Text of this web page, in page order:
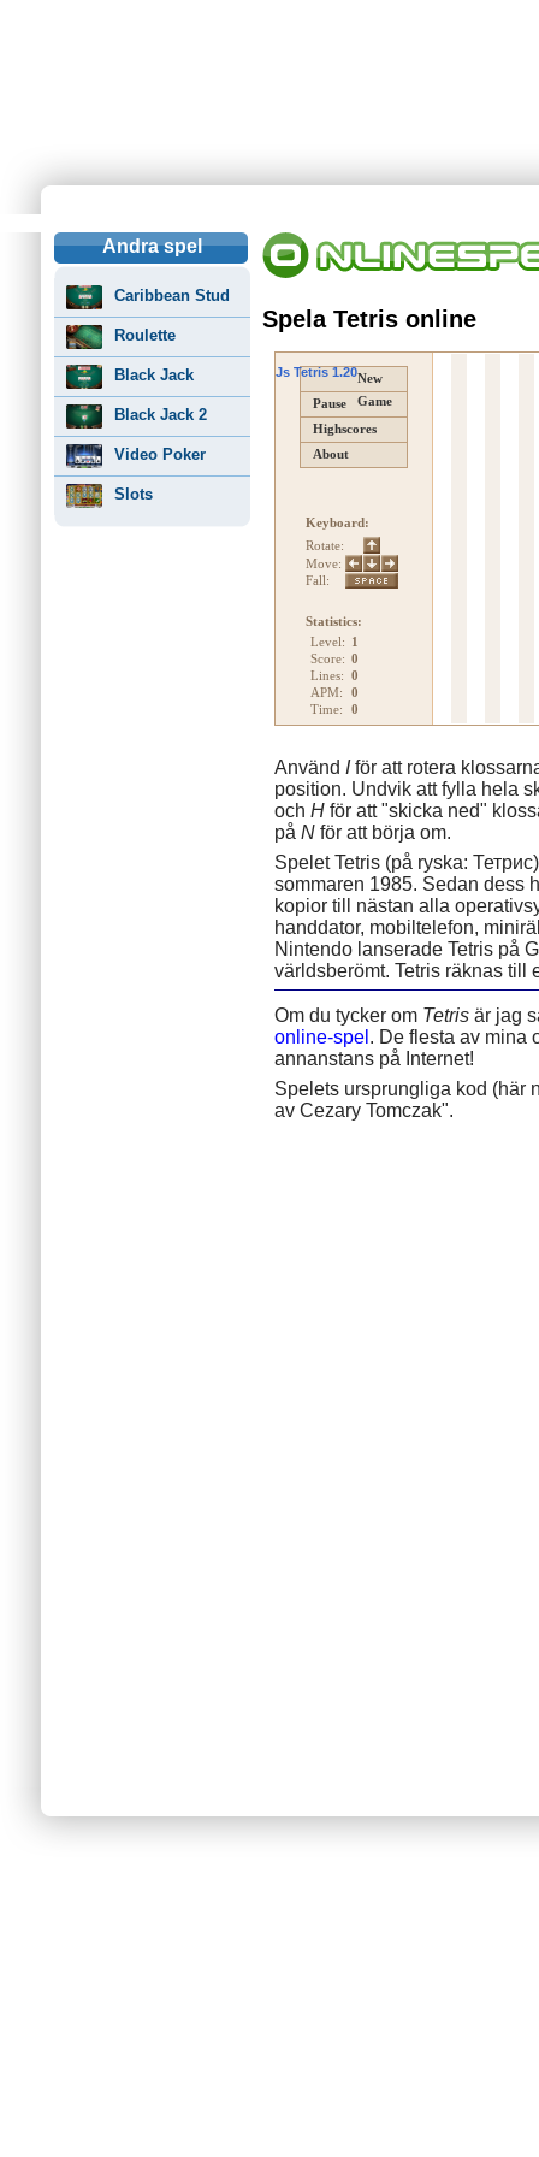
Andra spel
Caribbean Stud
Roulette
Black Jack
Black Jack 2
Video Poker
Slots
Spela Tetris online
Js Tetris 1.20New
Game
Pause
Highscores
About
Keyboard:
Rotate:
Move:
Fall:
Statistics:
Level: 1
Score: 0
Lines: 0
APM:
0
Time:
0
Använd Iför att rotera
position. Undvik att fylla hela
och H för att "skicka ned"
på N för att börja om.
Spelet Tetris (på ryska:
sommaren 1985. Sedan dess
kopior till nästan alla
handdator, mobiltelefon,
Nintendo lanserade Tetris på
världsberömt. Tetris räknas till
Om du tycker om Tetris är jag
online-spel . De flesta av mina
annanstans på Internet!
Spelets ursprungliga kod (här
av Cezary Tomczak".